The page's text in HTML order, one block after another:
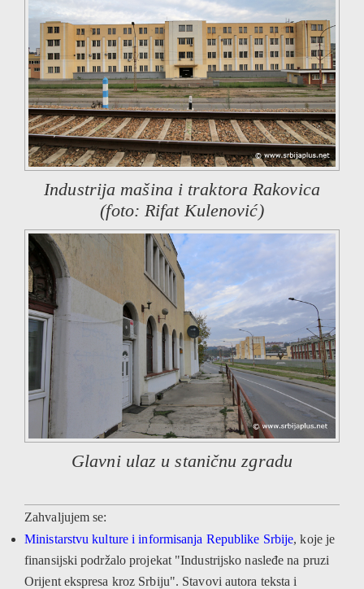
Industrija mašina i traktora Rakovica
(foto: Rifat Kulenović)
Glavni ulaz u staničnu zgradu
Zahvaljujem se:
Ministarstvu kulture i informisanja Republike Srbije, koje je
finansijski podržalo projekat "Industrijsko nasleđe na pruzi
Orijent ekspresa kroz Srbiju". Stavovi autora teksta i